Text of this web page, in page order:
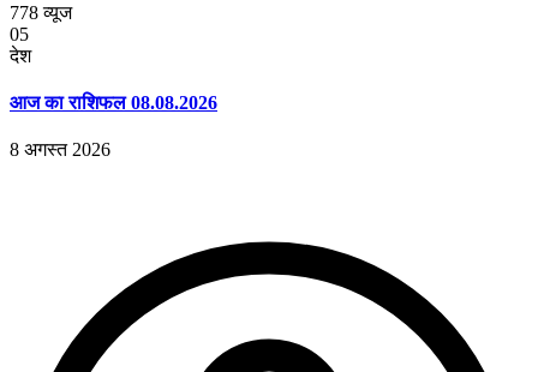
778व्यूज
05
देश
आज का राशिफल 08.08.2026
8 अगस्त 2026